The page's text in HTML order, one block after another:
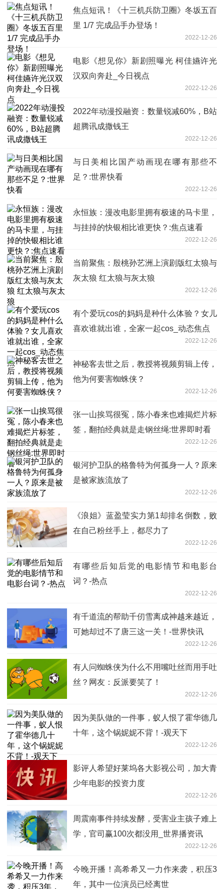
焦点短讯！《十三机兵防卫圈》冬坂五百
里 1/7 完成品手办登场！
2022-12-26
电影《想见你》新剧照曝光 柯佳嬿许光
汉双向奔赴_今日视点
2022-12-26
2022年动漫投融资：数量锐减60%，B站
超腾讯成撒钱王
2022-12-26
与日美相比国产动画现在哪有那些不
足？:世界快看
2022-12-26
永恒族：漫改电影里拥有极速的马卡里，
与挂掉的快银相比谁更快？:焦点速看
2022-12-26
当前聚焦：殷桃孙艺洲上演剧版红太狼与
灰太狼 红太狼与灰太狼
2022-12-26
有个爱玩cos的妈妈是种什么体验？女儿
喜欢谁就出谁，全家一起cos_动态焦点
2022-12-26
神秘客去世之后，教授将视频剪辑上传，
他为何要害蜘蛛侠？
2022-12-26
张一山挨骂很冤，陈小春来也难揭烂片标
签，翻拍经典就是走钢丝绳:世界即时看
2022-12-26
银河护卫队的格鲁特为何孤身一人？原来
是被家族流放了
2022-12-26
《浪姐》蓝盈莹实力第1却排名倒数，败
在自己粉丝手上，都尽力了
2022-12-26
有哪些后知后觉的电影情节和电影台
词？-热点
2022-12-26
有千道流的帮助千仞雪离成神越来越近，
可她却过不了唐三这一关！-世界快讯
2022-12-26
有人问蜘蛛侠为什么不用嘴吐丝而用手吐
丝？网友：反派要笑了！
2022-12-26
因为美队做的一件事，蚁人恨了霍华德几
十年，这个锅妮妮不背！-观天下
2022-12-26
影评人希望好莱坞各大影视公司，加大青
少年电影的投资力度
2022-12-26
周震南事件持续发酵，受害业主孩子难上
学，官司赢100次都没用_世界播资讯
2022-12-26
今晚开播！高希希又一力作来袭，积压3
年，其中一位演员已经离世